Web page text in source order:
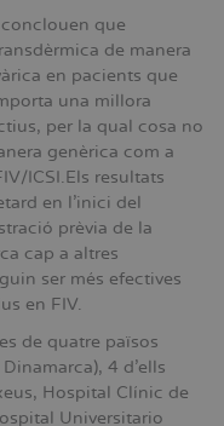
que
de manera
en pacients que
una millora
per la qual cosa no
genèrica com a
ICSI.Els resultats
en l'inici del
prèvia de la
cap a altres
ser més efectives
en FIV.
de quatre països
4 d'ells
Hospital Clínic de
Universitario